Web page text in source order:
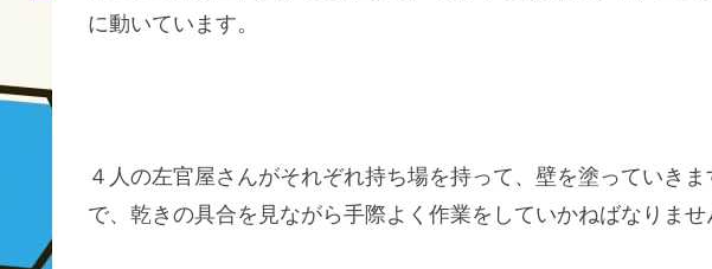
に動いています。
４人の左官屋さんがそれぞれ持ち場を持って、壁を塗っていき
で、乾きの具合を見ながら手際よく作業をしていかねばなりませ